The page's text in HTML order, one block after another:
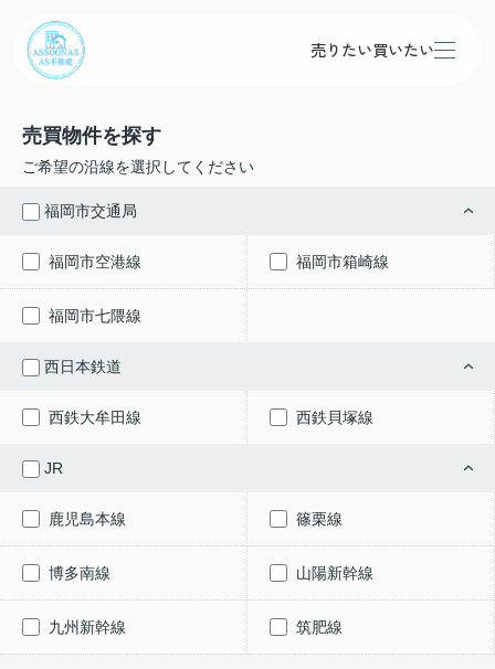
売りたい買いたい
売買物件を探す
ご希望の沿線を選択してください
福岡市交通局
福岡市空港線 福岡市箱崎線
福岡市七隈線
西日本鉄道
西鉄大牟田線 西鉄貝塚線
JR
鹿児島本線 篠栗線
博多南線 山陽新幹線
九州新幹線 筑肥線